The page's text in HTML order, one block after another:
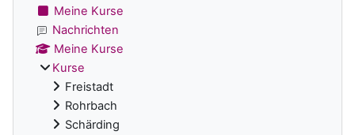
Meine Kurse
Nachrichten
Meine Kurse
Kurse
Freistadt
Rohrbach
Schärding